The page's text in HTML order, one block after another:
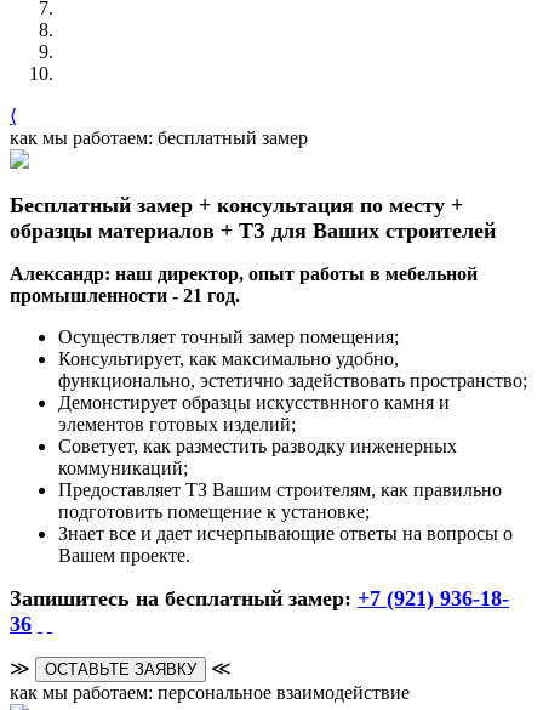
⟨
как мы работаем: бесплатный замер
Бесплатный замер + консультация по месту +
образцы материалов + ТЗ для Ваших строителей
Александр: наш директор, опыт работы в мебельной
промышленности - 21 год.
Осуществляет точный замер помещения;
Консультирует, как максимально удобно,
функционально, эстетично задействовать пространство;
Демонстирует образцы искусствнного камня и
элементов готовых изделий;
Советует, как разместить разводку инженерных
коммуникаций;
Предоставляет ТЗ Вашим строителям, как правильно
подготовить помещение к установке;
Знает все и дает исчерпывающие ответы на вопросы о
Вашем проекте.
Запишитесь на бесплатный замер: +7 (921) 936-18-
36
≫ ОСТАВЬТЕ ЗАЯВКУ
≪
как мы работаем: персональное взаимодействие